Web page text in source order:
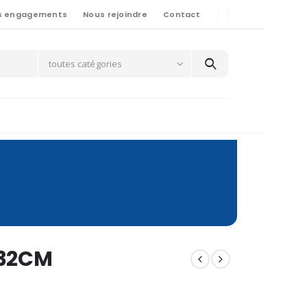
engagements Nous rejoindre Contact
toutes catégories